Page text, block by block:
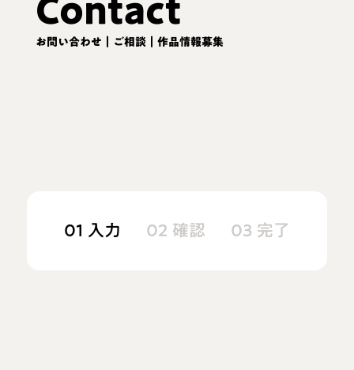
Contact
お問い合わせ｜ご相談｜作品情報募集
01 入力 02 確認 03 完了